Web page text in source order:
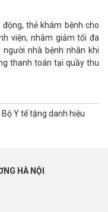
thẻ khám bệnh cho
viện, nhằm giảm tối đa
nhà bệnh nhân khi
thanh toán tại quầy thu
Y tế tặng danh hiệu
HÀ NỘI